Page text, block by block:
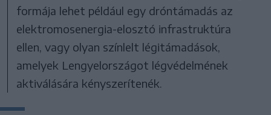
formája lehet például egy dróntámadás az
elektromosenergia-elosztó infrastruktúra
ellen, vagy olyan színlelt légitámadások,
amelyek Lengyelországot légvédelmének
aktiválására kényszerítenék.